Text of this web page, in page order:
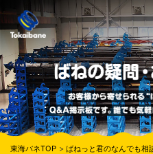
東海バネTOP ばねっと君のなんでも相